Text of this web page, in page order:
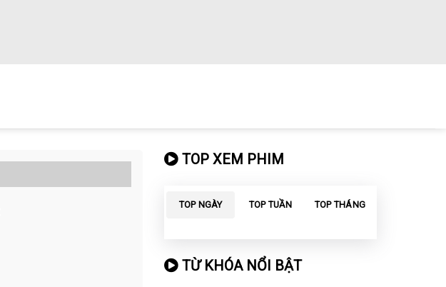
TOP XEM PHIM
TOP NGÀY TOP TUẦN TOP THÁNG
TỪ KHÓA NỔI BẬT